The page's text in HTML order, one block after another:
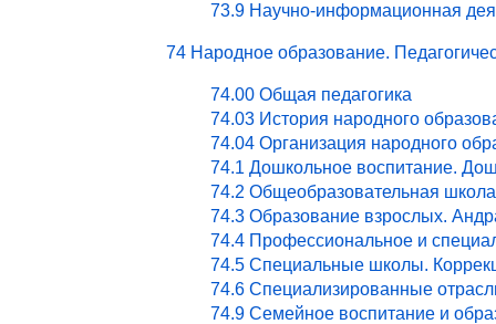
73.9 Научно-информационная
74 Народное образование.
74.00 Общая педагогика
74.03 История народного
74.04 Организация народного
74.1 Дошкольное воспитание.
74.2 Общеобразовательная
74.3 Образование взрослых.
74.4 Профессиональное и
74.5 Специальные школы.
74.6 Специализированные
74.9 Семейное воспитание и